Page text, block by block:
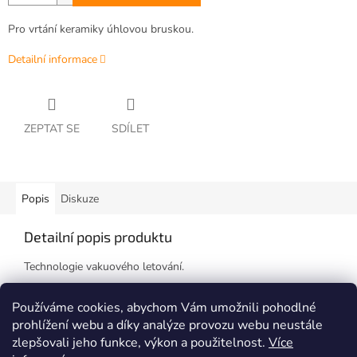
Používáme cookies, abychom Vám umožnili pohodlné
prohlížení webu a díky analýze provozu webu neustále
zlepšovali jeho funkce, výkon a použitelnost. Více
Pro vrtání keramiky úhlovou bruskou.
Detailní informace
ZEPTAT SE SDÍLET
Popis Diskuze
Detailní popis produktu
Technologie vakuového letování.